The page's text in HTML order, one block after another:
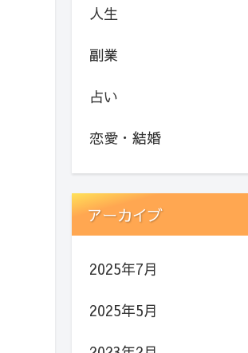
人生
副業
占い
恋愛・結婚
アーカイブ
2025年7月
2025年5月